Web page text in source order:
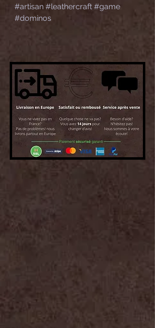
#artisan #leathercraft #game
#dominos